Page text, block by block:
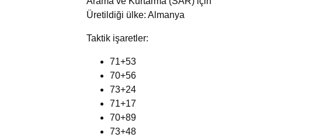
Üretildiği ülke: Almanya
Taktik işaretler:
71+53
70+56
73+24
71+17
70+89
73+48